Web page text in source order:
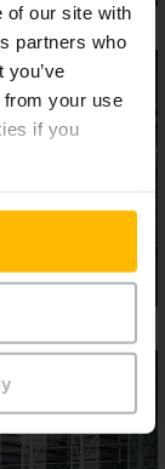
of our site with
partners who
from your use
if you